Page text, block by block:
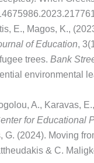
E., Magos, K.,
of Education,
trees. Bank
environmental
A., Karavas,
for Educational
G. (2024). Moving
& C.